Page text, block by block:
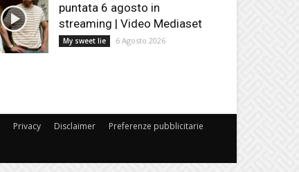
puntata 6 agosto in
streaming | Video Mediaset
My sweet lie 6 Agosto 2026
Privacy Disclaimer Preferenze pubblicitarie